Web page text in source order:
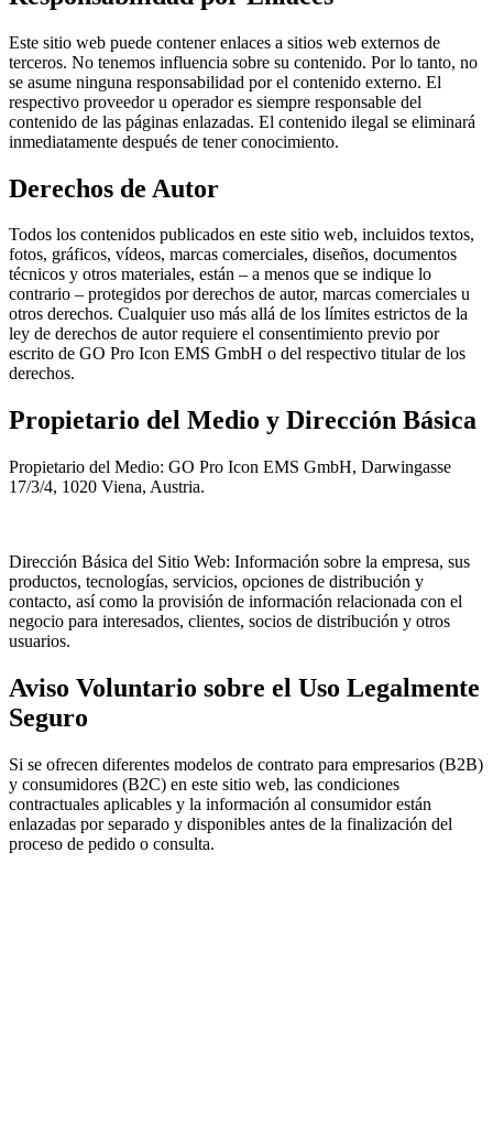
Este sitio web puede contener enlaces a sitios web externos de
terceros. No tenemos influencia sobre su contenido. Por lo tanto, no
se asume ninguna responsabilidad por el contenido externo. El
respectivo proveedor u operador es siempre responsable del
contenido de las páginas enlazadas. El contenido ilegal se eliminará
inmediatamente después de tener conocimiento.
Derechos de Autor
Todos los contenidos publicados en este sitio web, incluidos textos,
fotos, gráficos, vídeos, marcas comerciales, diseños, documentos
técnicos y otros materiales, están – a menos que se indique lo
contrario – protegidos por derechos de autor, marcas comerciales u
otros derechos. Cualquier uso más allá de los límites estrictos de la
ley de derechos de autor requiere el consentimiento previo por
escrito de GO Pro Icon EMS GmbH o del respectivo titular de los
derechos.
Propietario del Medio y Dirección Básica
Propietario del Medio: GO Pro Icon EMS GmbH, Darwingasse
17/3/4, 1020 Viena, Austria.
Dirección Básica del Sitio Web: Información sobre la empresa, sus
productos, tecnologías, servicios, opciones de distribución y
contacto, así como la provisión de información relacionada con el
negocio para interesados, clientes, socios de distribución y otros
usuarios.
Aviso Voluntario sobre el Uso Legalmente
Seguro
Si se ofrecen diferentes modelos de contrato para empresarios (B2B)
y consumidores (B2C) en este sitio web, las condiciones
contractuales aplicables y la información al consumidor están
enlazadas por separado y disponibles antes de la finalización del
proceso de pedido o consulta.